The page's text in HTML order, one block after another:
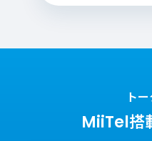
ト
MiiTel搭